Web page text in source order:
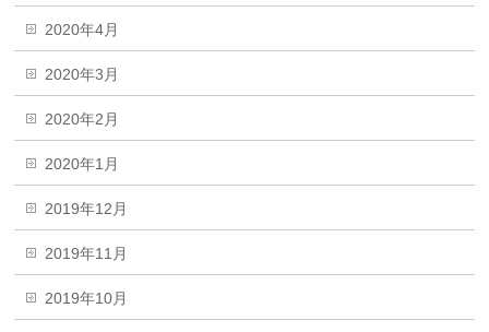
2020年4月
2020年3月
2020年2月
2020年1月
2019年12月
2019年11月
2019年10月